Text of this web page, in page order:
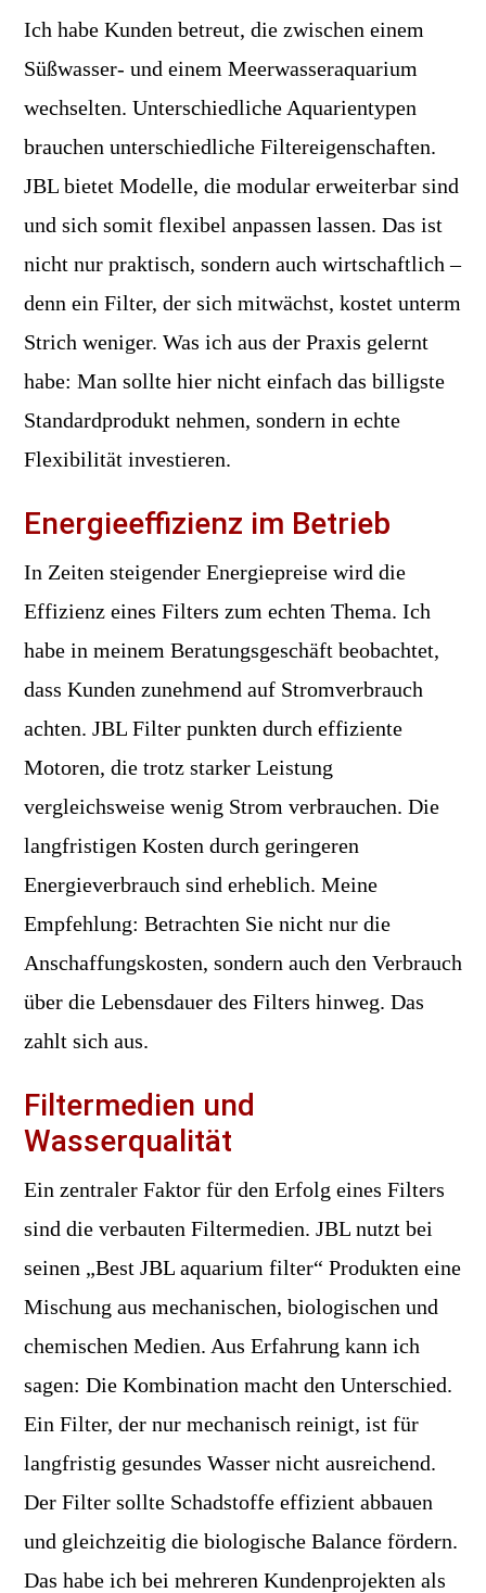
Ich habe Kunden betreut, die zwischen einem
Süßwasser- und einem Meerwasseraquarium
wechselten. Unterschiedliche Aquarientypen
brauchen unterschiedliche Filtereigenschaften.
JBL bietet Modelle, die modular erweiterbar sind
und sich somit flexibel anpassen lassen. Das ist
nicht nur praktisch, sondern auch wirtschaftlich –
denn ein Filter, der sich mitwächst, kostet unterm
Strich weniger. Was ich aus der Praxis gelernt
habe: Man sollte hier nicht einfach das billigste
Standardprodukt nehmen, sondern in echte
Flexibilität investieren.
Energieeffizienz im Betrieb
In Zeiten steigender Energiepreise wird die
Effizienz eines Filters zum echten Thema. Ich
habe in meinem Beratungsgeschäft beobachtet,
dass Kunden zunehmend auf Stromverbrauch
achten. JBL Filter punkten durch effiziente
Motoren, die trotz starker Leistung
vergleichsweise wenig Strom verbrauchen. Die
langfristigen Kosten durch geringeren
Energieverbrauch sind erheblich. Meine
Empfehlung: Betrachten Sie nicht nur die
Anschaffungskosten, sondern auch den Verbrauch
über die Lebensdauer des Filters hinweg. Das
zahlt sich aus.
Filtermedien und
Wasserqualität
Ein zentraler Faktor für den Erfolg eines Filters
sind die verbauten Filtermedien. JBL nutzt bei
seinen „Best JBL aquarium filter“ Produkten eine
Mischung aus mechanischen, biologischen und
chemischen Medien. Aus Erfahrung kann ich
sagen: Die Kombination macht den Unterschied.
Ein Filter, der nur mechanisch reinigt, ist für
langfristig gesundes Wasser nicht ausreichend.
Der Filter sollte Schadstoffe effizient abbauen
und gleichzeitig die biologische Balance fördern.
Das habe ich bei mehreren Kundenprojekten als